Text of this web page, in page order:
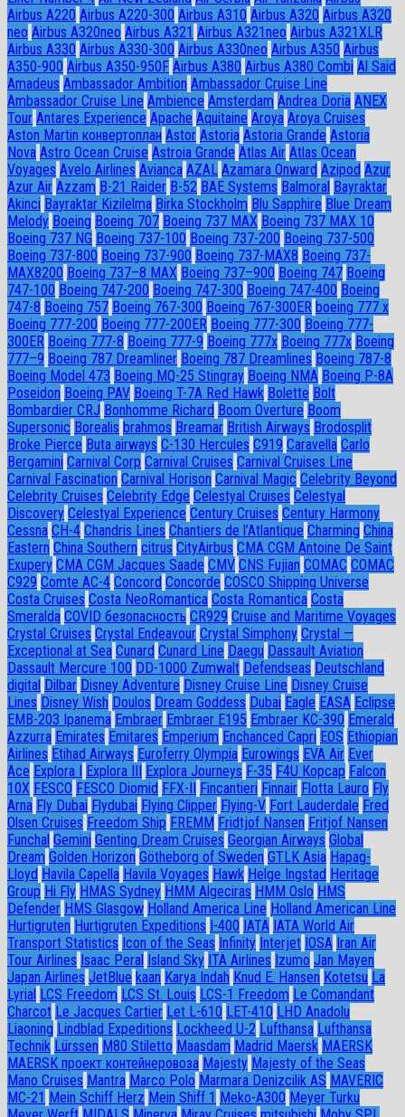
Airbus A220 Airbus A220-300 Airbus A310 Airbus A320 Airbus A320
neo Airbus A320neo Airbus A321 Airbus A321neo Airbus A321XLR
Airbus A330 Airbus A330-300 Airbus A330neo Airbus A350 Airbus
A350-900 Airbus A350-950F Airbus A380 Airbus A380 Combi Al Said
Amadeus Ambassador Ambition Ambassador Cruise Line
Ambassador Сruise Line Ambience Amsterdam Andrea Doria ANEX
Tour Antares Experience Apache Aquitaine Aroya Aroya Cruises
Aston Martin конвертоплан Astor Astoria Astoria Grande Astoria
Nova Astro Ocean Cruise Astroia Grande Atlas Air Atlas Ocean
Voyages Avelo Airlines Avianca AZAL Azamara Onward Azipod Azur
Azur Air Azzam B-21 Raider B-52 BAE Systems Balmoral Bayraktar
Akinci Bayraktar Kizilelma Birka Stockholm Blu Sapphire Blue Dream
Melody Boeing Boeing 707 Boeing 737 MAX Boeing 737 MAX 10
Boeing 737 NG Boeing 737-100 Boeing 737-200 Boeing 737-500
Boeing 737-800 Boeing 737-900 Boeing 737-MAX8 Boeing 737-
MAX8200 Boeing 737–8 MAX Boeing 737–900 Boeing 747 Boeing
747-100 Boeing 747-200 Boeing 747-300 Boeing 747-400 Boeing
747-8 Boeing 757 Boeing 767-300 Boeing 767-300ER boeing 777 x
Boeing 777-200 Boeing 777-200ER Boeing 777-300 Boeing 777-
300ER Boeing 777-8 Boeing 777-9 Boeing 777x Boeing 777х Boeing
777–9 Boeing 787 Dreamliner Boeing 787 Dreamlines Boeing 787-8
Boeing Model 473 Boeing MQ-25 Stingray Boeing NMA Boeing P-8A
Poseidon Boeing PAV Boeing T-7A Red Hawk Bolette Bolt
Bombardier CRJ Bonhomme Richard Boom Overture Boom
Supersonic Borealis brahmos Breamar British Airways Brodosplit
Broke Pierce Buta airways C-130 Hercules C919 Caravella Carlo
Bergamini Carnival Corp Carnival Cruises Carnival Cruises Line
Carnival Fascination Carnival Horison Carnival Magic Celebrity Beyond
Celebrity Cruises Celebrity Edge Celestyal Cruises Celestyal
Discovery Celestyal Experience Century Cruises Century Harmony
Cessna CH-4 Chandris Lines Chantiers de l’Atlantique Charming China
Eastern China Southern citrus CityAirbus CMA CGM Antoine De Saint
Exupery CMA CGM Jacques Saade CMV CNS Fujian COMAC COMAC
C929 Comte AC-4 Concord Concorde COSCO Shipping Universe
Costa Cruises Costa NeoRomantica Costa Romantica Costa
Smeralda COVID безопасность CR929 Cruise and Maritime Voyages
Crystal Cruises Crystal Endeavour Crystal Simphony Crystal —
Exceptional at Sea Cunard Cunard Line Daegu Dassault Aviation
Dassault Mercure 100 DD-1000 Zumwalt Defendseas Deutschland
digital Dilbar Disney Adventure Disney Cruise Line Disney Cruise
Lines Disney Wish Doulos Dream Goddess Dubai Eagle EASA Eclipse
EMB-203 Ipanema Embraer Embraer E195 Embraer KC-390 Emerald
Azzurra Emirates Emitares Emperium Enchanced Capri EOS Ethiopian
Airlines Etihad Airways Euroferry Olympia Eurowings EVA Air Ever
Ace Explora I Explora III Explora Journeys F-35 F4U Корсар Falcon
10X FESCO FESCO Diomid FFX-II Fincantieri Finnair Flotta Lauro Fly
Arna Fly Dubai Flydubai Flying Clipper Flying-V Fort Lauderdale Fred
Olsen Cruises Freedom Ship FREMM Fridtjof Nansen Fritjof Nansen
Funchal Gemini Genting Dream Cruises Georgian Airways Global
Dream Golden Horizon Götheborg of Sweden GTLK Asia Hapag-
Lloyd Havila Capella Havila Voyages Hawk Helge Ingstad Heritage
Group Hi Fly HMAS Sydney HMM Algeciras HMM Oslo HMS
Defender HMS Glasgow Holland America Line Holland American Line
Hurtigruten Hurtigruten Expeditions I-400 IATA IATA World Air
Transport Statistics Icon of the Seas Infinity Interjet IOSA Iran Air
Tour Airlines Isaac Peral Island Sky ITA Airlines Izumo Jan Mayen
Japan Airlines JetBlue kaan Karya Indah Knud E. Hansen Kotetsu La
Lyrial LCS Freedom LCS St. Louis LCS-1 Freedom Le Comandant
Charcot Le Jacques Cartier Let L-610 LET-410 LHD Anadolu
Liaoning Lindblad Expeditions Lockheed U-2 Lufthansa Lufthansa
Technik Lürssen M80 Stiletto Maasdam Madrid Maersk MAERSK
MAERSK проект контейнеровоза Majesty Majesty of the Seas
Mano Cruises Mantra Marco Polo Marmara Denizcilik AS MAVERIC
MC-21 Mein Schiff Herz Mein Shiff 1 Meko-A300 Meyer Turku